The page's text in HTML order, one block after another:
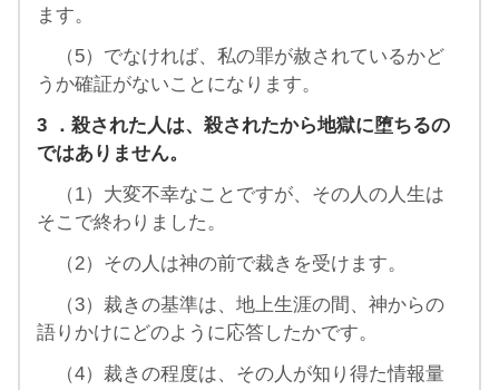
ます。
（5）でなければ、私の罪が赦されているかど
うか確証がないことになります。
3
．殺された人は、殺されたから地獄に堕ちるの
ではありません。
（1）大変不幸なことですが、その人の人生は
そこで終わりました。
（2）その人は神の前で裁きを受けます。
（3）裁きの基準は、地上生涯の間、神からの
語りかけにどのように応答したかです。
（4）裁きの程度は、その人が知り得た情報量